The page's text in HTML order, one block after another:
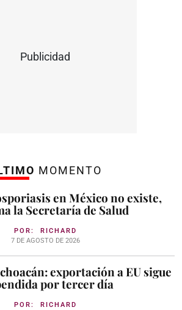
Publicidad
MOMENTO
en México no existe,
la Secretaría de Salud
POR: RICHARD
7 DE AGOSTO DE 2026
exportación a EU sigue
por tercer día
POR: RICHARD